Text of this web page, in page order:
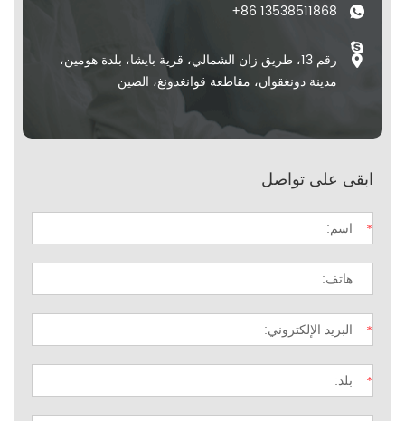
+86 13538511868
رقم 13، طريق زان الشمالي، قرية بايشا، بلدة هومين،
مدينة دونغقوان، مقاطعة قوانغدونغ، الصين
ابقى على تواصل